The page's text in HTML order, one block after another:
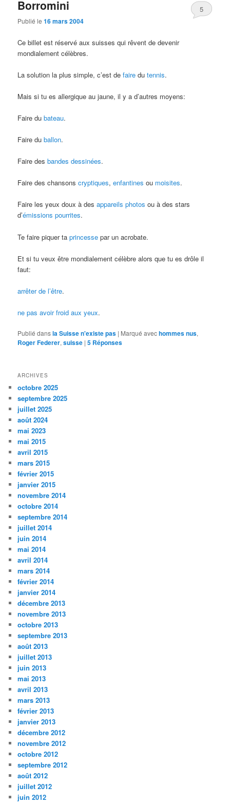
Borromini
Publié le16 mars 2004
5
Ce billet est réservé aux suisses qui rêvent de devenir
mondialement célèbres.
La solution la plus simple, c’est defaire dutennis.
Mais si tu es allergique au jaune, il y a d’autres moyens:
Faire dubateau.
Faire duballon.
Faire desbandes dessinées.
Faire des chansons cryptiques,enfantines ou moisites.
Faire les yeux doux à desappareils photos ou à des stars
d’émissions pourrites.
Te faire piquer taprincesse par un acrobate.
Et si tu veux être mondialement célèbre alors que tu es drôle il
faut:
arrêter de l’être.
ne pas avoir froid aux yeux.
Publié dansla Suisse n'existe pas | Marqué avechommes nus,
Roger Federer,suisse |5 Réponses
ARCHIVES
octobre 2025
septembre 2025
juillet 2025
août 2024
mai 2023
mai 2015
avril 2015
mars 2015
février 2015
janvier 2015
novembre 2014
octobre 2014
septembre 2014
juillet 2014
juin 2014
mai 2014
avril 2014
mars 2014
février 2014
janvier 2014
décembre 2013
novembre 2013
octobre 2013
septembre 2013
août 2013
juillet 2013
juin 2013
mai 2013
avril 2013
mars 2013
février 2013
janvier 2013
décembre 2012
novembre 2012
octobre 2012
septembre 2012
août 2012
juillet 2012
juin 2012